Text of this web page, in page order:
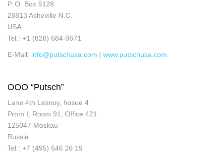
P. O. Box 5128
28813 Asheville N.C.
USA
Tel.: +1 (828) 684-0671
E-Mail: info@putschusa.com | www.putschusa.com
OOO “Putsch”
Lane 4th Lesnoy, hosue 4
Prom I, Room 91, Office 421
125047 Moskau
Russia
Tel.: +7 (495) 646 26 19